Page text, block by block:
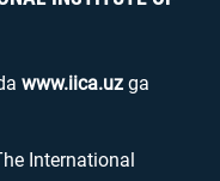
www.iica.uz ga
International